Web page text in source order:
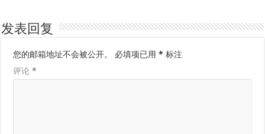
发表回复
您的邮箱地址不会被公开。 必填项已用* 标注
评论*